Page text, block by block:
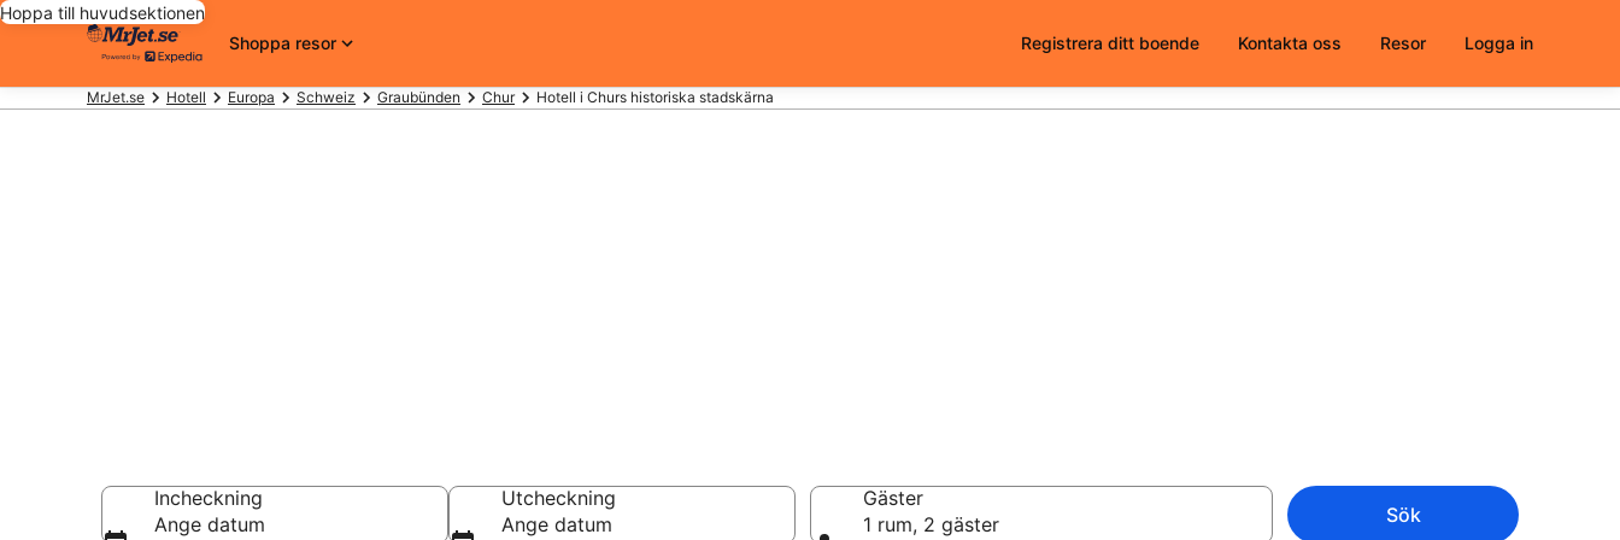
Hoppa till huvudsektionen
Shoppa resor
Registrera ditt boende Kontakta oss Resor Logga in
MrJet.se Hotell Europa Schweiz Graubünden Chur Hotell i Churs historiska stadskärna
Incheckning
Ange datum
Utcheckning
Ange datum
Gäster
1 rum, 2 gäster
Sök